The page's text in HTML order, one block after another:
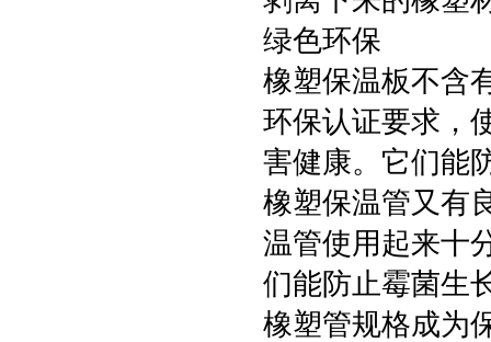
绿色环保
橡塑保温板不含
环保认证要求，
害健康。它们能
橡塑保温管又有
温管使用起来十
们能防止霉菌生
橡塑管规格成为